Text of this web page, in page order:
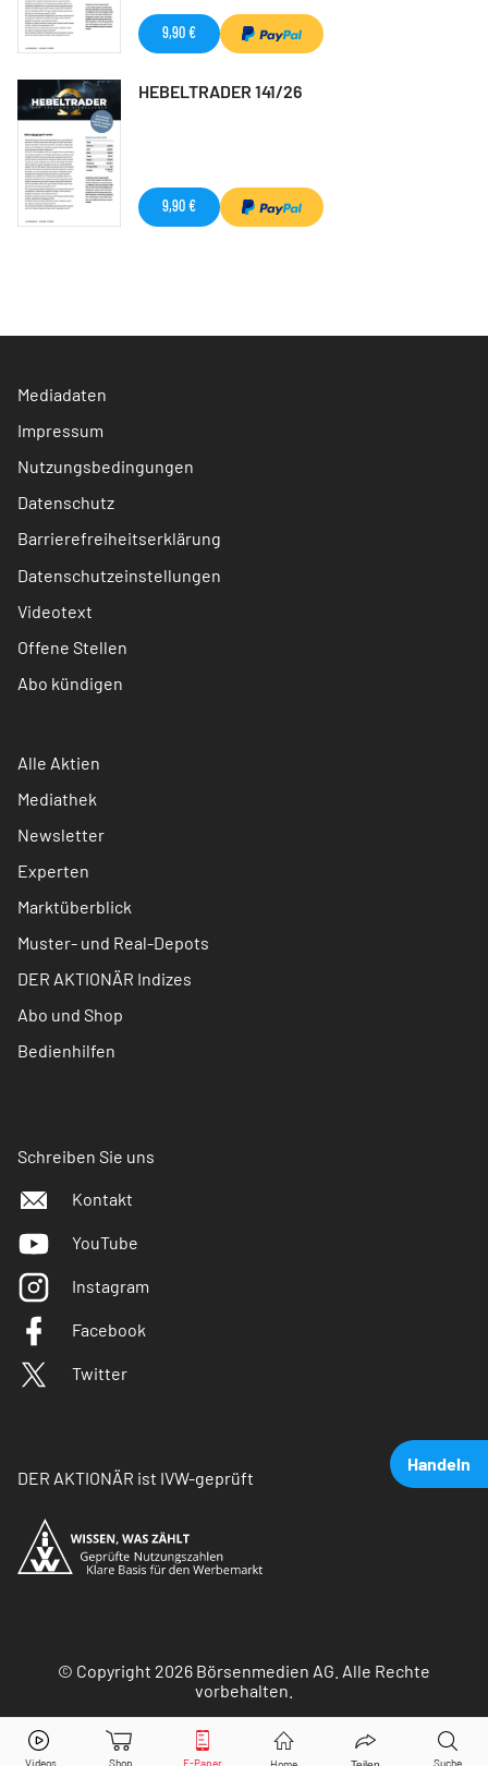
Handeln
RTL Group Aktie jetzt handeln?
9,90 €
HEBELTRADER 141/26
9,90 €
Mediadaten
Impressum
Nutzungsbedingungen
Datenschutz
Barrierefreiheitserklärung
Datenschutzeinstellungen
Videotext
Offene Stellen
Abo kündigen
Alle Aktien
Mediathek
Newsletter
Experten
Marktüberblick
Muster- und Real-Depots
DER AKTIONÄR Indizes
Abo und Shop
Bedienhilfen
Schreiben Sie uns
Kontakt
YouTube
Instagram
Facebook
Twitter
DER AKTIONÄR ist IVW-geprüft
© Copyright 2026 Börsenmedien AG. Alle Rechte
vorbehalten.